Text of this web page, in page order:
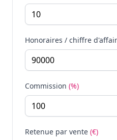
Honoraires / chiffre
Commission (%)
Retenue par vente (€)